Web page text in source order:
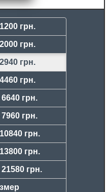
1200 грн.
2000 грн.
2940 грн.
4460 грн.
6640 грн.
7960 грн.
10840 грн.
13800 грн.
21580 грн.